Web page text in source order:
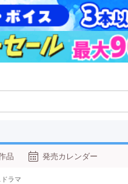
品 発売カレンダー
ラマ